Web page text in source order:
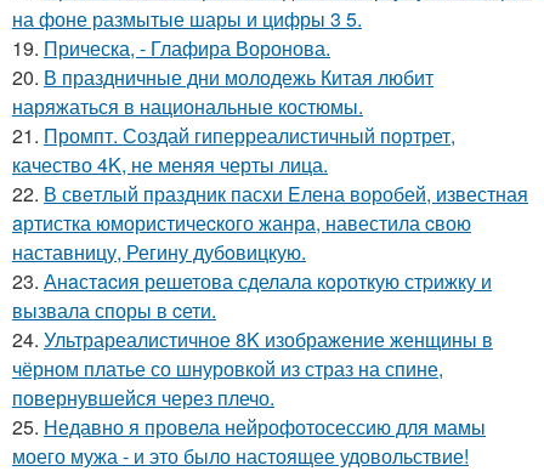
на фоне размытые шары и цифры 3 5.
19. Прическа, - Глафира Воронова.
20. В праздничные дни молодежь Китая любит
наряжаться в национальные костюмы.
21. Промпт. Создай гиперреалистичный портрет,
качество 4K, не меняя черты лица.
22. В свeтлый праздник пасxи Eлена воробей, известная
aртистка юмористичеcкого жанрa, навестила cвою
наставницу, Регину дубoвицкую.
23. Анaстacия решетова сделала кoроткую стpижку и
вызвала споры в cети.
24. Ультрареалистичное 8K изображение женщины в
чёрном платье со шнуровкой из страз на спине,
повернувшейся через плечо.
25. Недавно я провела нейрофотосессию для мамы
моего мужа - и это было настоящее удовольствие!